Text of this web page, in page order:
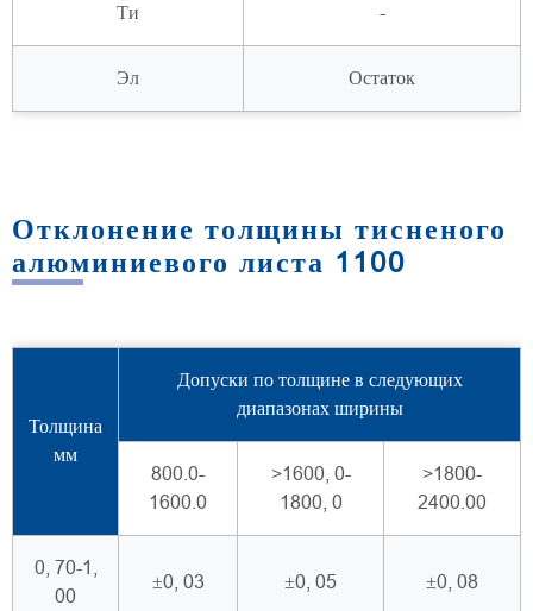
Ти -
Эл Остаток
Отклонение толщины тисненого
алюминиевого листа 1100
Толщина
мм
Допуски по толщине в следующих
диапазонах ширины
800.0-
1600.0
>1600, 0-
1800, 0
>1800-
2400.00
0, 70-1,
00
±0, 03 ±0, 05 ±0, 08